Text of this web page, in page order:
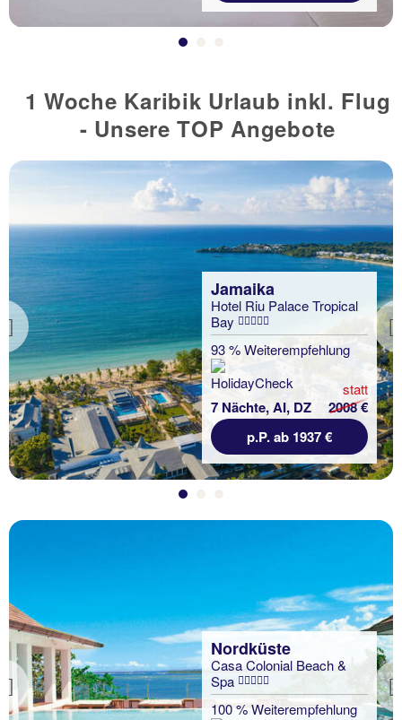
1 Woche Karibik Urlaub inkl. Flug
- Unsere TOP Angebote
Previous
Jamaika
Hotel Riu Palace Tropical
Bay
93 % Weiterempfehlung
7 Nächte, AI, DZ
statt
2008 €
p.P. ab 1937 €
Previous
Nordküste
Casa Colonial Beach &
Spa
100 % Weiterempfehlung